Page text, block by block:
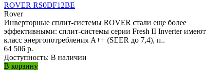
ROVER RS0DF12BE
Rover
Инверторные сплит-системы ROVER стали еще более
эффективными: сплит-системы серии Fresh II Inverter имеют
класс энергопотребления A++ (SEER до 7,4), п..
64 506 р.
Доступность: В наличии
В корзину